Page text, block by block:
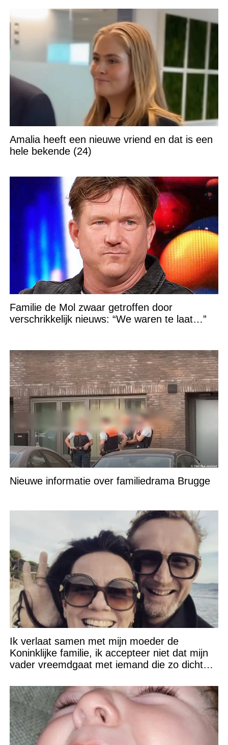
Amalia heeft een nieuwe vriend en dat is een
hele bekende (24)
Familie de Mol zwaar getroffen door
verschrikkelijk nieuws: “We waren te laat…”
Nieuwe informatie over familiedrama Brugge
Ik verlaat samen met mijn moeder de
Koninklijke familie, ik accepteer niet dat mijn
vader vreemdgaat met iemand die zo dichtbij